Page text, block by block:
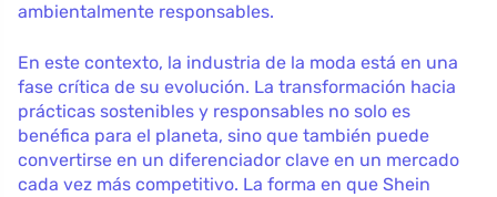
ambientalmente responsables.
En este contexto, la industria de la moda está en una
fase crítica de su evolución. La transformación hacia
prácticas sostenibles y responsables no solo es
benéfica para el planeta, sino que también puede
convertirse en un diferenciador clave en un mercado
cada vez más competitivo. La forma en que Shein